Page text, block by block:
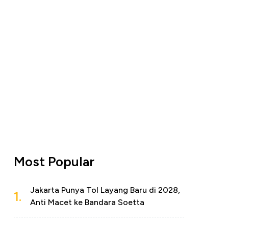
Most Popular
1.
Jakarta Punya Tol Layang Baru di 2028,
Anti Macet ke Bandara Soetta